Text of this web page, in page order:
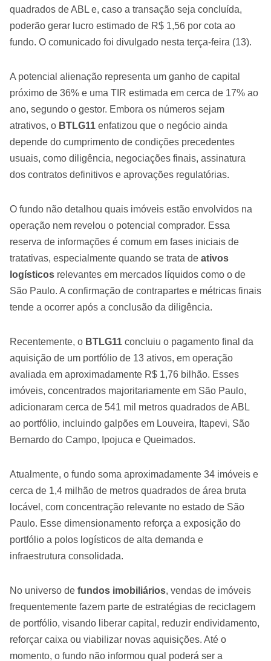
quadrados de ABL e, caso a transação seja concluída,
poderão gerar lucro estimado de R$ 1,56 por cota ao
fundo. O comunicado foi divulgado nesta terça-feira (13).
A potencial alienação representa um ganho de capital
próximo de 36% e uma TIR estimada em cerca de 17% ao
ano, segundo o gestor. Embora os números sejam
atrativos, o BTLG11 enfatizou que o negócio ainda
depende do cumprimento de condições precedentes
usuais, como diligência, negociações finais, assinatura
dos contratos definitivos e aprovações regulatórias.
O fundo não detalhou quais imóveis estão envolvidos na
operação nem revelou o potencial comprador. Essa
reserva de informações é comum em fases iniciais de
tratativas, especialmente quando se trata de ativos
logísticos relevantes em mercados líquidos como o de
São Paulo. A confirmação de contrapartes e métricas finais
tende a ocorrer após a conclusão da diligência.
Recentemente, o BTLG11 concluiu o pagamento final da
aquisição de um portfólio de 13 ativos, em operação
avaliada em aproximadamente R$ 1,76 bilhão. Esses
imóveis, concentrados majoritariamente em São Paulo,
adicionaram cerca de 541 mil metros quadrados de ABL
ao portfólio, incluindo galpões em Louveira, Itapevi, São
Bernardo do Campo, Ipojuca e Queimados.
Atualmente, o fundo soma aproximadamente 34 imóveis e
cerca de 1,4 milhão de metros quadrados de área bruta
locável, com concentração relevante no estado de São
Paulo. Esse dimensionamento reforça a exposição do
portfólio a polos logísticos de alta demanda e
infraestrutura consolidada.
No universo de fundos imobiliários, vendas de imóveis
frequentemente fazem parte de estratégias de reciclagem
de portfólio, visando liberar capital, reduzir endividamento,
reforçar caixa ou viabilizar novas aquisições. Até o
momento, o fundo não informou qual poderá ser a